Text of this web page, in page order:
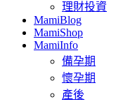
理財投資
MamiBlog
MamiShop
MamiInfo
備孕期
懷孕期
產後